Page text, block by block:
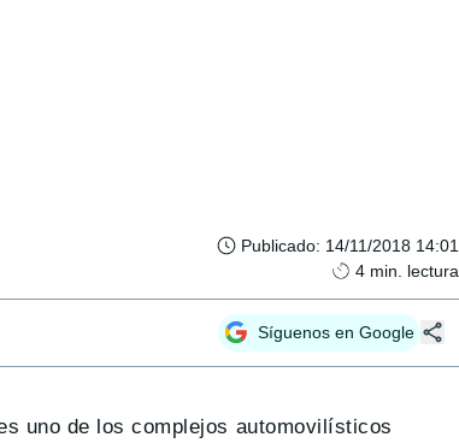
Publicado: 14/11/2018 14:01
4 min. lectura
Síguenos en Google
uno de los complejos automovilísticos